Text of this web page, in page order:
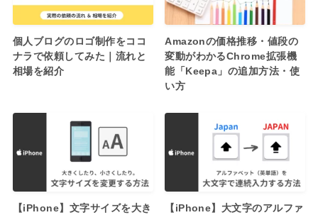
個人ブログのロゴ制作をココ
ナラで依頼してみた｜流れと
相場を紹介
Amazonの価格推移・値段の
変動がわかるChrome拡張機
能「Keepa」の追加方法・使
い方
【iPhone】文字サイズを大き
【iPhone】大文字のアルファ